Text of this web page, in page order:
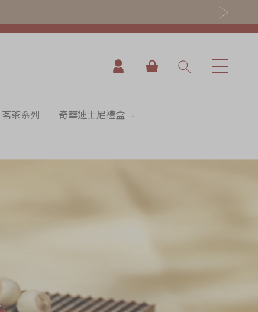
我的購物車
茗茶系列 奇華迪士尼禮盒